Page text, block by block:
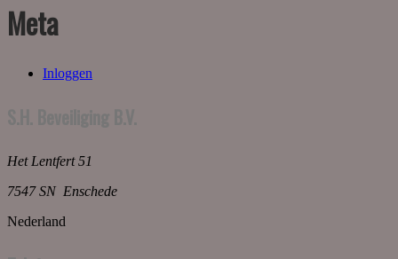
Meta
Inloggen
Het Lentfert 51
7547 SN Enschede
Nederland